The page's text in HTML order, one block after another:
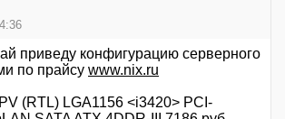
приведу конфигурацию серверного
по прайсу www.nix.ru
(RTL) LGA1156 <i3420> PCI-